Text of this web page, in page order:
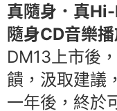
真隨身．真
隨身CD音樂
DM13上市後
饋，汲取建議
一年後，終於